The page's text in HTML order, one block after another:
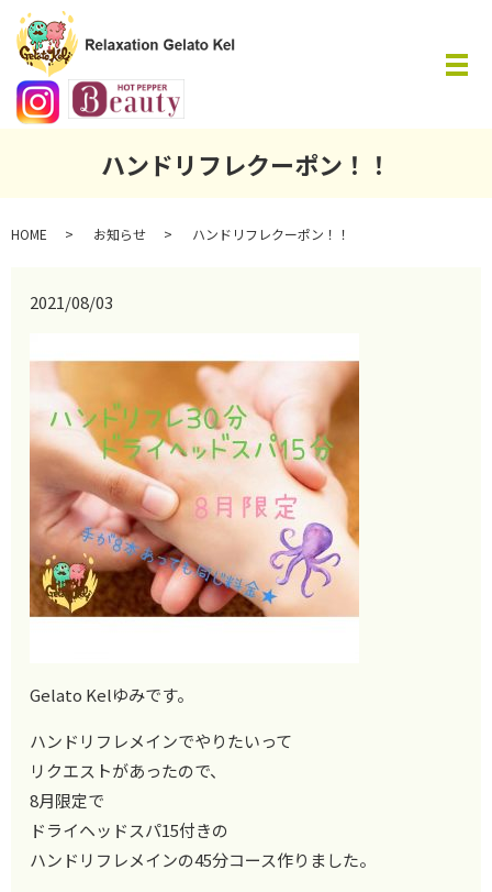
メ
ハンドリフレクーポン！！
HOME お知らせ ハンドリフレクーポン！！
2021/08/03
Gelato Kelゆみです。
ハンドリフレメインでやりたいって
リクエストがあったので、
8月限定で
ドライヘッドスパ15付きの
ハンドリフレメインの45分コース作りました。